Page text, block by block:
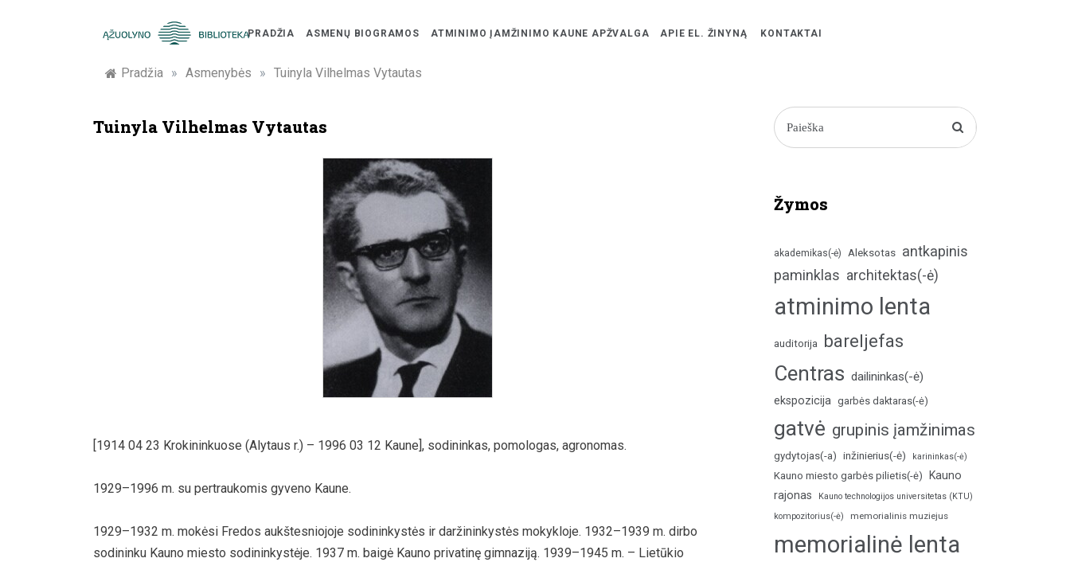
Žymūs
Kauno
PRADŽIA ASMENŲ BIOGRAMOS ATMINIMO ĮAMŽINIMO KAUNE APŽVALGA APIE EL. ŽINYNĄ KONTAKTAI
Pradžia » Asmenybės » Tuinyla Vilhelmas Vytautas
Tuinyla Vilhelmas Vytautas
[1914 04 23 Krokininkuose (Alytaus r.) – 1996 03 12 Kaune], sodininkas, pomologas, agronomas.
1929–1996 m. su pertraukomis gyveno Kaune.
1929–1932 m. mokėsi Fredos aukštesniojoje sodininkystės ir daržininkystės mokykloje. 1932–1939 m. dirbo
sodininku Kauno miesto sodininkystėje. 1937 m. baigė Kauno privatinę gimnaziją. 1939–1945 m. – Lietūkio
Žymos
akademikas(-ė) Aleksotas antkapinis
paminklas architektas(-ė)
atminimo lenta
auditorija bareljefas
Centras dailininkas(-ė)
ekspozicija garbės daktaras(-ė)
gatvė grupinis įamžinimas
gydytojas(-a) inžinierius(-ė) karininkas(-ė)
Kauno miesto garbės pilietis(-ė)
Kauno
rajonas
Kauno technologijos universitetas (KTU)
kompozitorius(-ė)
memorialinis muziejus
memorialinė lenta